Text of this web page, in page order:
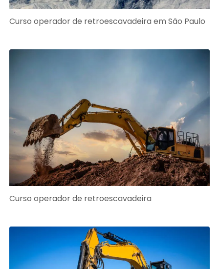
Curso operador de retroescavadeira em São Paulo
Curso operador de retroescavadeira